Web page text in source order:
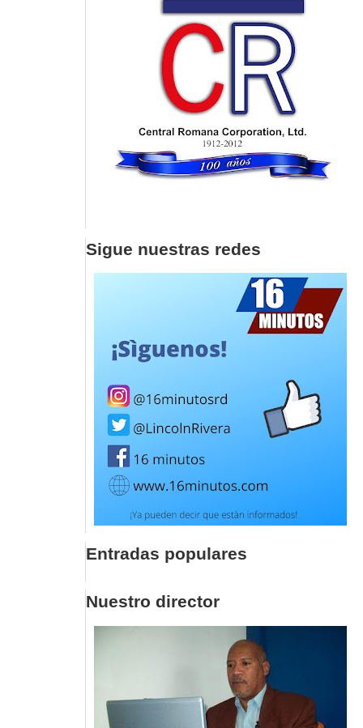
Sigue nuestras redes
Entradas populares
Nuestro director